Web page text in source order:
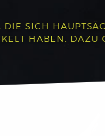
SICH
HABEN. DAZU